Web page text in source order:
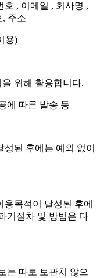
호 , 이메일 , 회사명 ,
, 주소
용)
위해 활용합니다.
에 따른 발송 등
된 후에는 예외 없이
목적이 달성된 후에
기절차 및 방법은 다
는 따로 보관치 않으